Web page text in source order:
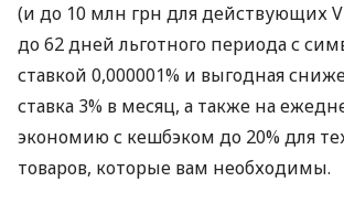
(и до 10 млн грн для действующих
до 62 дней льготного периода с
ставкой 0,000001% и выгодная
ставка 3% в месяц, а также на
экономию с кешбэком до 20% для
товаров, которые вам необходимы.